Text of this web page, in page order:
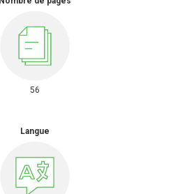
56
Langue